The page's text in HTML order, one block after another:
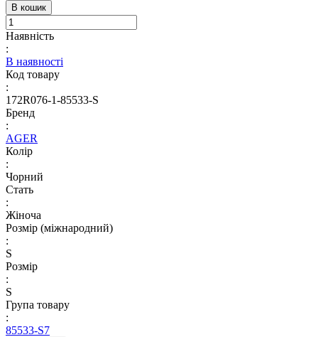
В кошик
Наявність
:
В наявності
Код товару
:
172R076-1-85533-S
Бренд
:
AGER
Колір
:
Чорний
Стать
:
Жіноча
Розмір (міжнародний)
:
S
Розмір
:
S
Група товару
:
85533-S7